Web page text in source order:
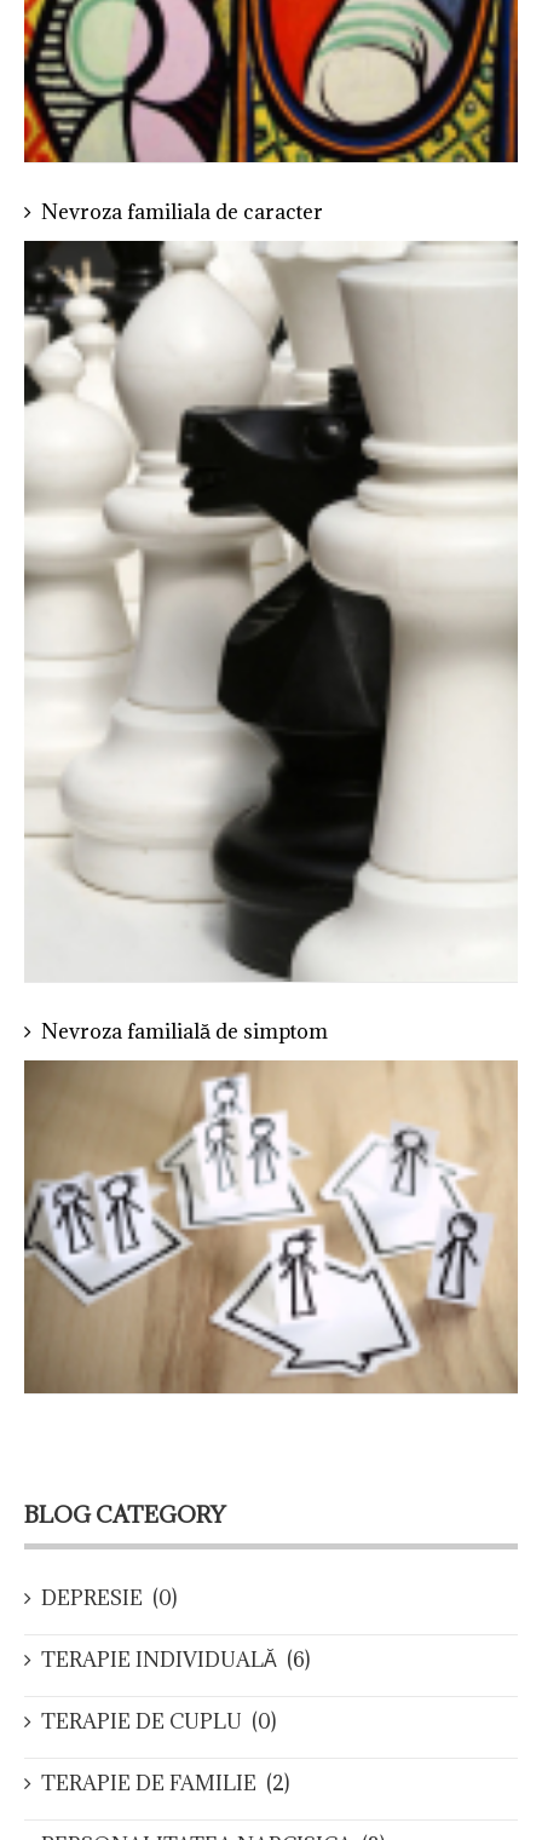
Nevroza familiala de caracter
Nevroza familială de simptom
BLOG CATEGORY
DEPRESIE (0)
TERAPIE INDIVIDUALĂ (6)
TERAPIE DE CUPLU (0)
TERAPIE DE FAMILIE (2)